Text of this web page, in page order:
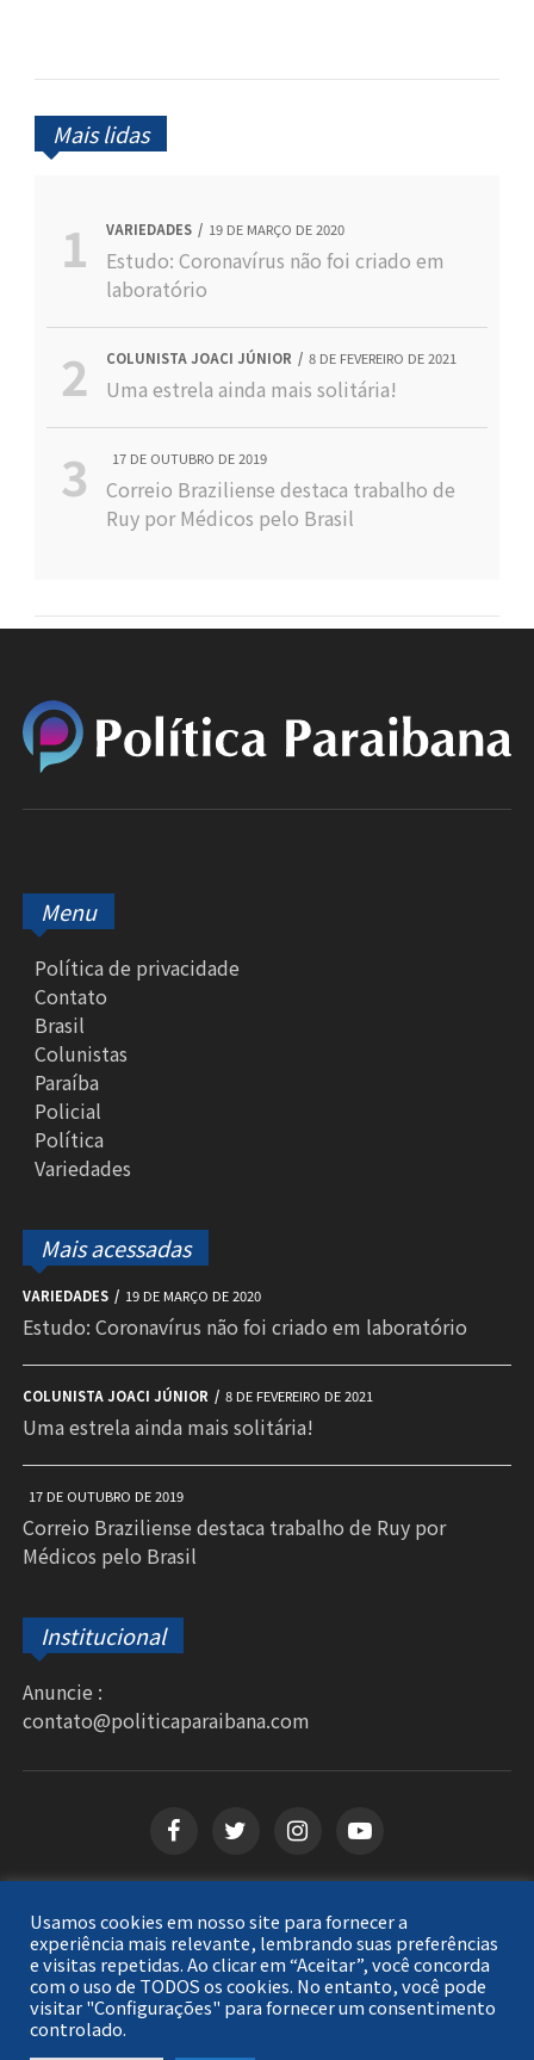
Mais lidas
VARIEDADES 19 DE MARÇO DE 2020
Estudo: Coronavírus não foi criado em
laboratório
COLUNISTA JOACI JÚNIOR 8 DE FEVEREIRO DE 2021
Uma estrela ainda mais solitária!
17 DE OUTUBRO DE 2019
Correio Braziliense destaca trabalho de
Ruy por Médicos pelo Brasil
Menu
Política de privacidade
Contato
Brasil
Colunistas
Paraíba
Policial
Política
Variedades
Mais acessadas
VARIEDADES 19 DE MARÇO DE 2020
Estudo: Coronavírus não foi criado em laboratório
COLUNISTA JOACI JÚNIOR 8 DE FEVEREIRO DE 2021
Uma estrela ainda mais solitária!
17 DE OUTUBRO DE 2019
Correio Braziliense destaca trabalho de Ruy por
Médicos pelo Brasil
Institucional
Anuncie :
contato@politicaparaibana.com
Copyright © 2026Política Paraibana. Todos os
direitos reservados.
Usamos cookies em nosso site para fornecer a
experiência mais relevante, lembrando suas preferências
e visitas repetidas. Ao clicar em “Aceitar”, você concorda
com o uso de TODOS os cookies. No entanto, você pode
visitar "Configurações" para fornecer um consentimento
controlado.